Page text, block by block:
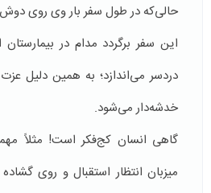
حالی‌که در طول سفر بار وی روی دوش
این سفر برگردد مدام در
دردسر می‌اندازد؛ به همین دلیل
خدشه‌دار می‌شود.
گاهی انسان کج‌فکر است! مثلاً
میزبان انتظار استقبال و روی